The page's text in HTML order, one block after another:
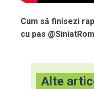
Cum să finisezi
cu pas
Alte